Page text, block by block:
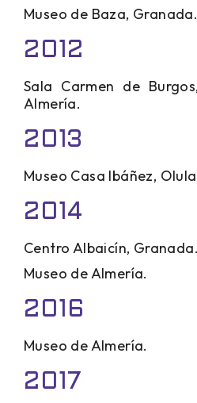
Museo de Baza, Granada.
2012
Sala Carmen de
Almería.
2013
Museo Casa Ibáñez,
2014
Centro Albaicín, Granada.
Museo de Almería.
2016
Museo de Almería.
2017